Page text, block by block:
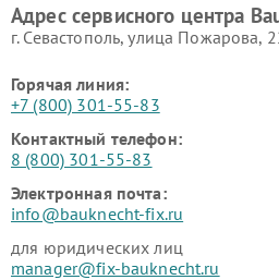
Адрес сервисного центра
г. Севастополь, улица Пожарова,
Горячая линия:
+7 (800) 301-55-83
Контактный телефон:
8 (800) 301-55-83
Электронная почта:
info@bauknecht-fix.ru
для юридических лиц
manager@fix-bauknecht.ru